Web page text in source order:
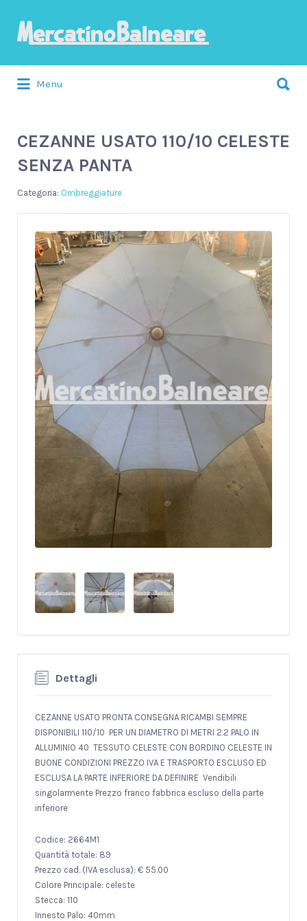
Menu
CEZANNE USATO 110/10 CELESTE
SENZA PANTA
Ombreggiature
Dettagli
CEZANNE USATO PRONTA CONSEGNA RICAMBI SEMPRE
DISPONIBILI 110/10 PER UN DIAMETRO DI METRI 2.2 PALO IN
ALLUMINIO 40 TESSUTO CELESTE CON BORDINO CELESTE IN
BUONE CONDIZIONI PREZZO IVA E TRASPORTO ESCLUSO ED
ESCLUSA LA PARTE INFERIORE DA DEFINIRE Vendibili
singolarmente Prezzo franco fabbrica escluso della parte
inferiore
Codice: 2664M1
Quantità totale: 89
Prezzo cad. (IVA esclusa): € 55.00
Colore Principale: celeste
Stecca: 110
Innesto Palo: 40mm